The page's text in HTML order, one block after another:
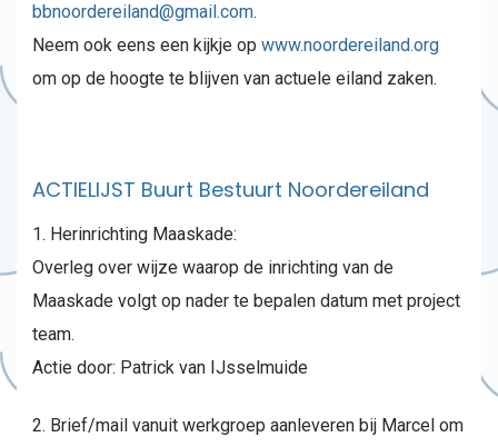
bbnoordereiland@gmail.com.
Neem ook eens een kijkje op www.noordereiland.org
om op de hoogte te blijven van actuele eiland zaken.
ACTIELIJST Buurt Bestuurt Noordereiland
1. Herinrichting Maaskade:
Overleg over wijze waarop de inrichting van de
Maaskade volgt op nader te bepalen datum met project
team.
Actie door: Patrick van IJsselmuide
2. Brief/mail vanuit werkgroep aanleveren bij Marcel om